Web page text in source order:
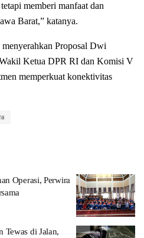
memberi manfaat dan
Barat,” katanya.
Proposal Dwi
Ketua DPR RI dan Komisi V
memperkuat konektivitas
Operasi, Perwira
Tewas di Jalan,